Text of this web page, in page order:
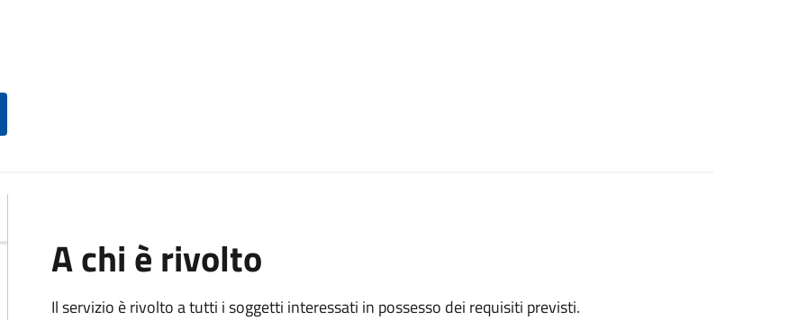
A chi è rivolto
Il servizio è rivolto a tutti i soggetti interessati in possesso dei requisiti previsti.